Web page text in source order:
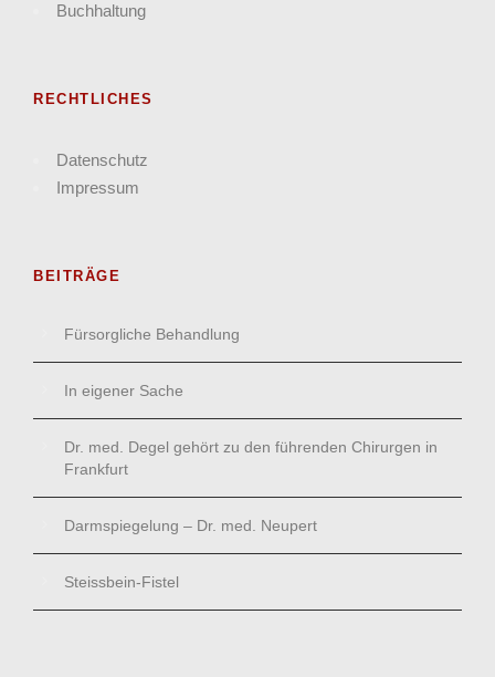
Buchhaltung
RECHTLICHES
Datenschutz
Impressum
BEITRÄGE
Fürsorgliche Behandlung
In eigener Sache
Dr. med. Degel gehört zu den führenden Chirurgen in
Frankfurt
Darmspiegelung – Dr. med. Neupert
Steissbein-Fistel